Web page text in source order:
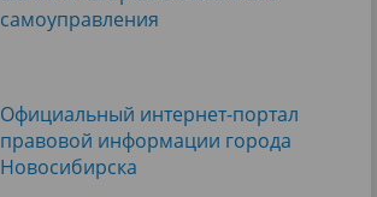
самоуправления
Официальный интернет-портал
правовой информации города
Новосибирска